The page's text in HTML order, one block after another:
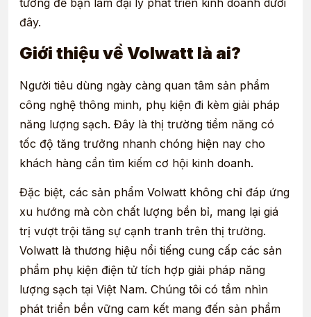
tưởng để bạn làm đại lý phát triển kinh doanh dưới
đây.
Giới thiệu về Volwatt là ai?
Người tiêu dùng ngày càng quan tâm sản phẩm
công nghệ thông minh, phụ kiện đi kèm giải pháp
năng lượng sạch. Đây là thị trường tiềm năng có
tốc độ tăng trưởng nhanh chóng hiện nay cho
khách hàng cần tìm kiếm cơ hội kinh doanh.
Đặc biệt, các sản phẩm Volwatt không chỉ đáp ứng
xu hướng mà còn chất lượng bền bỉ, mang lại giá
trị vượt trội tăng sự cạnh tranh trên thị trường.
Volwatt là thương hiệu nổi tiếng cung cấp các sản
phẩm phụ kiện điện tử tích hợp giải pháp năng
lượng sạch tại Việt Nam. Chúng tôi có tầm nhìn
phát triển bền vững cam kết mang đến sản phẩm